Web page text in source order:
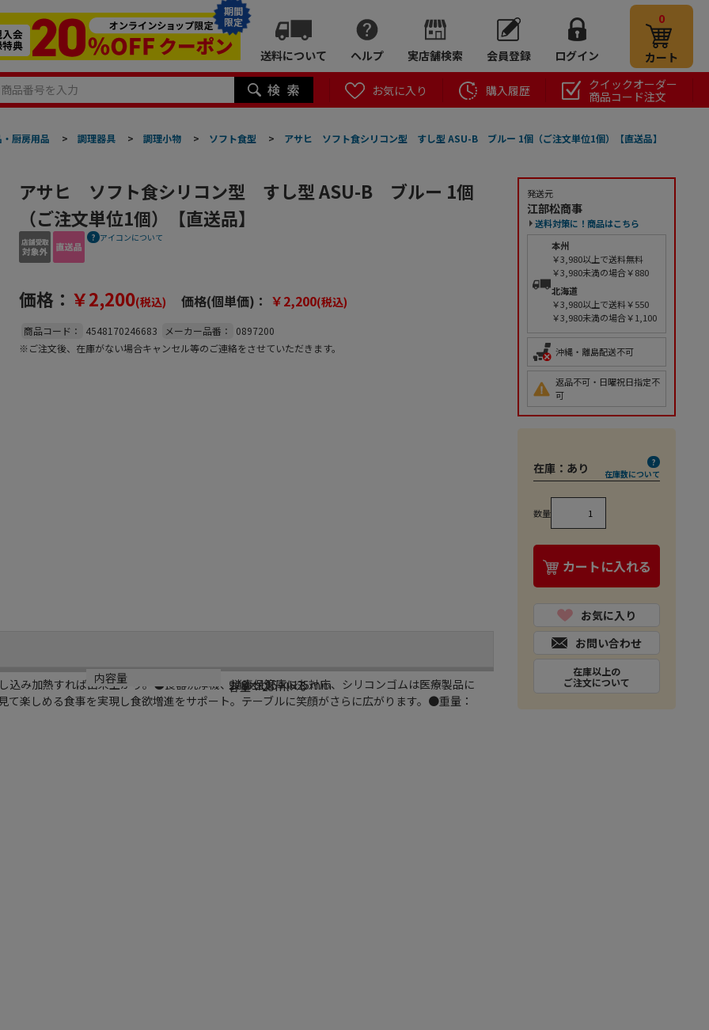
期間
限定
送料について ヘルプ 実店舗検索 会員登録 ログイン
0
カート
お気に入り 購入履歴
クイックオーダー
商品コード注文
厨房用品 > 調理器具 > 調理小物 > ソフト食型 > アサヒ ソフト食シリコン型 すし型 ASU-B ブルー 1個（ご注文単位1個）【直送品】
アサヒ ソフト食シリコン型 すし型 ASU-B ブルー 1個
（ご注文単位1個）【直送品】
アイコンについて
価格： ￥2,200(税込) 価格(個単価)： ￥2,200(税込)
商品コード： 4548170246683 メーカー品番：
0897200
※ご注文後、在庫がない場合キャンセル等のご連絡をさせていただきます。
込み加熱すれば出来上がり。●食器洗浄機、消毒保管庫にも対応、シリコンゴムは医療製品に
楽しめる食事を実現し食欲増進をサポート。テーブルに笑顔がさらに広がります。●重量：
サイズ
278×115×H25mm
材質
シリコン
内容量
容量：25ml×6
発送元
江部松商事
送料対策に！商品はこちら
本州
￥3,980以上で送料無料
￥3,980未満の場合￥880
北海道
￥3,980以上で送料￥550
￥3,980未満の場合￥1,100
沖縄・離島配送不可
返品不可・日曜祝日指定不
可
在庫： あり 在庫数について
数量
カートに入れる
お気に入り
お問い合わせ
在庫以上の
ご注文について